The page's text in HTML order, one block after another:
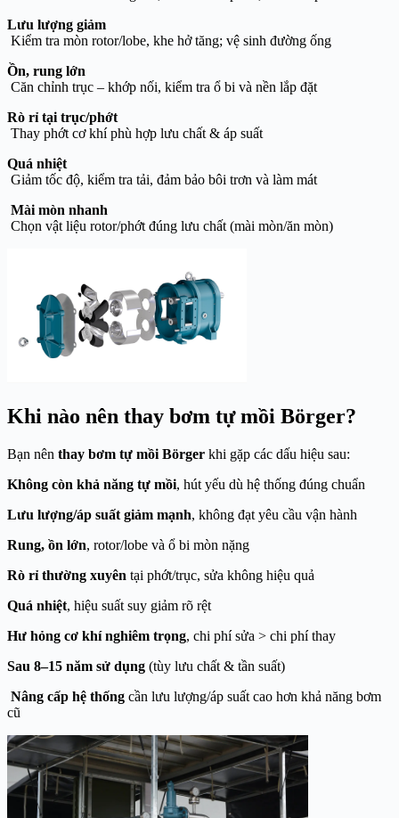
Lưu lượng giảm
Kiểm tra mòn rotor/lobe, khe hở tăng; vệ sinh đường ống
Ồn, rung lớn
Căn chỉnh trục – khớp nối, kiểm tra ổ bi và nền lắp đặt
Rò rỉ tại trục/phớt
Thay phớt cơ khí phù hợp lưu chất & áp suất
Quá nhiệt
Giảm tốc độ, kiểm tra tải, đảm bảo bôi trơn và làm mát
Mài mòn nhanh
Chọn vật liệu rotor/phớt đúng lưu chất (mài mòn/ăn mòn)
Khi nào nên thay bơm tự mồi Börger?
Bạn nên thay bơm tự mồi Börger khi gặp các dấu hiệu sau:
Không còn khả năng tự mồi, hút yếu dù hệ thống đúng chuẩn
Lưu lượng/áp suất giảm mạnh, không đạt yêu cầu vận hành
Rung, ồn lớn, rotor/lobe và ổ bi mòn nặng
Rò rỉ thường xuyên tại phớt/trục, sửa không hiệu quả
Quá nhiệt, hiệu suất suy giảm rõ rệt
Hư hỏng cơ khí nghiêm trọng, chi phí sửa > chi phí thay
Sau 8–15 năm sử dụng (tùy lưu chất & tần suất)
Nâng cấp hệ thống cần lưu lượng/áp suất cao hơn khả năng bơm
cũ